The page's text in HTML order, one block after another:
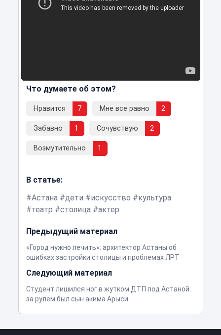
Что думаете об этом?
Нравится 7 Мне все равно 2
Забавно 1 Сочувствую 2
Возмутительно 1
В статье:
Астана
дети искусство
культура
театр
столица актер
Предыдущий материал
«Город нужно лечить»: архитектор Астаны об
ошибках застройки столицы и проблемах ЛРТ
Следующий материал
Студент лишился ног в жутком ДТП под Астаной:
за рулем был сын акима Арыси